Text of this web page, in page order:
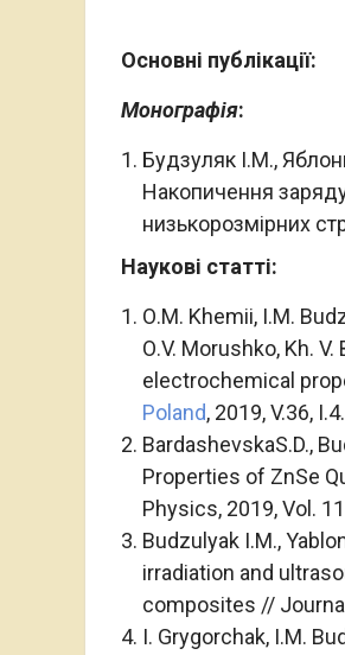
Основні публікації:
Монографія:
Будзуляк І.М.,
Накопичення
низькорозмірних
Наукові статті:
О.М. Khemii, І.М.
О.V. Morushko, Kh.
electrochemical
Poland, 2019, V.36, I.4.
BardashevskaS.D.,
Properties of ZnSe
Physics, 2019, Vol.
Budzulyak I.M.,
irradiation and
composites //
I. Grygorchak, I.M.